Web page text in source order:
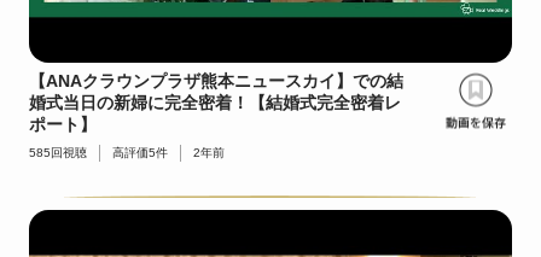
【ANAクラウンプラザ熊本ニュースカイ】での結
婚式当日の新婦に完全密着！【結婚式完全密着レ
ポート】
585 回視聴 高評価5件 2年前